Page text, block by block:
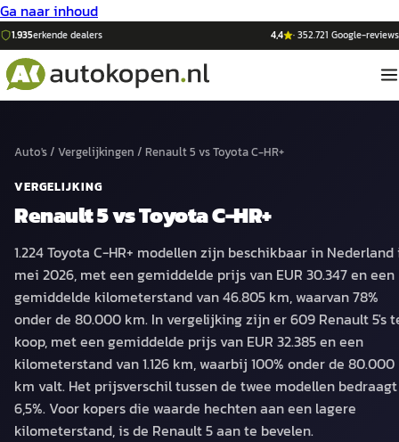
Ga naar inhoud
1.935erkende dealers 4,4 ·352.721 Google-reviews
Auto's/ Vergelijkingen / Renault 5 vsToyota C-HR+
VERGELIJKING
Renault 5vsToyota C-HR+
1.224 Toyota C-HR+ modellen zijn beschikbaar in Nederland
mei 2026, met een gemiddelde prijs van EUR 30.347 en een
gemiddelde kilometerstand van 46.805 km, waarvan 78%
onder de 80.000 km. In vergelijking zijn er 609 Renault 5's
koop, met een gemiddelde prijs van EUR 32.385 en een
kilometerstand van 1.126 km, waarbij 100% onder de 80.000
km valt. Het prijsverschil tussen de twee modellen bedraagt
6,5%. Voor kopers die waarde hechten aan een lagere
kilometerstand, is de Renault 5 aan te bevelen.